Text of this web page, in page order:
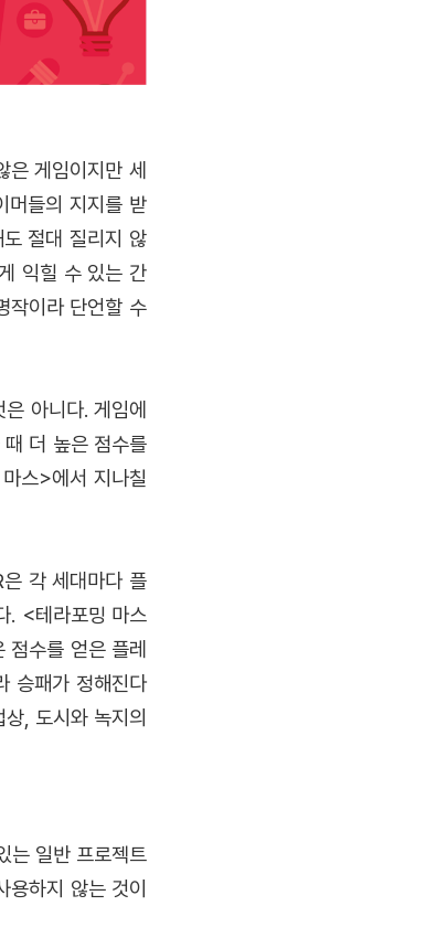
게임이지만 세
머들의 지지를 받
절대 질리지 않
익힐 수 있는 간
작이라 단언할 수
아니다. 게임에
더 높은 점수를
스>에서 지나칠
각 세대마다 플
. <테라포밍 마스
수를 얻은 플레
승패가 정해진다
, 도시와 녹지의
는 일반 프로젝트
하지 않는 것이